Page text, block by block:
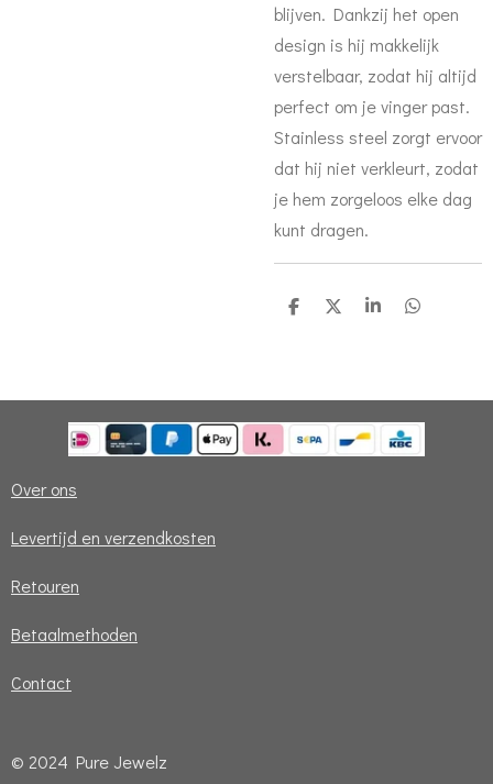
blijven. Dankzij het open
design is hij makkelijk
verstelbaar, zodat hij altijd
perfect om je vinger past.
Stainless steel zorgt ervoor
dat hij niet verkleurt, zodat
je hem zorgeloos elke dag
kunt dragen.
D
D
S
D
Over ons
Levertijd en verzendkosten
Retouren
Betaalmethoden
Contact
© 2024 Pure Jewelz